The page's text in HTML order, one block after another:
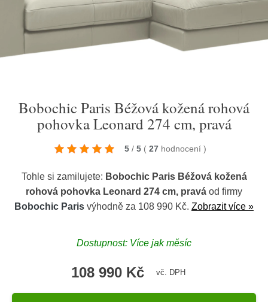
Bobochic Paris Béžová kožená rohová
pohovka Leonard 274 cm, pravá
5 / 5 ( 27 hodnocení )
Tohle si zamilujete: Bobochic Paris Béžová kožená
rohová pohovka Leonard 274 cm, pravá od firmy
Bobochic Paris výhodně za 108 990 Kč. Zobrazit více »
Dostupnost: Více jak měsíc
108 990 Kč vč. DPH